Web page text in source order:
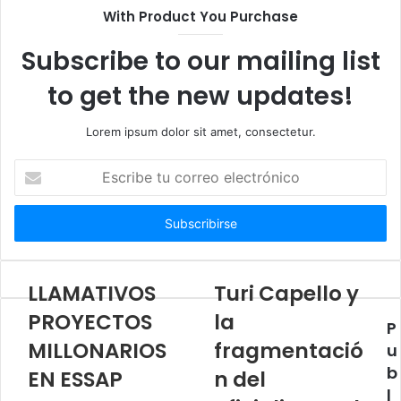
With Product You Purchase
Subscribe to our mailing list
to get the new updates!
Lorem ipsum dolor sit amet, consectetur.
correo
LLAMATIVOS
PROYECTOS
MILLONARIOS
EN ESSAP
Turi Capello y
la
fragmentació
n del
P
u
b
l